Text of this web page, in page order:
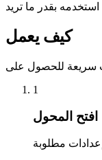
كيف يعمل
1
افتح المحول